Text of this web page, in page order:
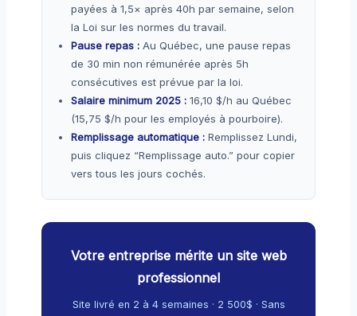
payées à 1,5× après 40h par semaine, selon
la Loi sur les normes du travail.
Pause repas : Au Québec, une pause repas
de 30 min non rémunérée après 5h
consécutives est prévue par la loi.
Salaire minimum 2025 : 16,10 $/h au Québec
(15,75 $/h pour les employés à pourboire).
Remplissage automatique : Remplissez Lundi,
puis cliquez “Remplissage auto.” pour copier
vers tous les jours cochés.
Votre entreprise mérite un site web
professionnel
Site livré en 2 à 4 semaines · 2 500$ · Sans